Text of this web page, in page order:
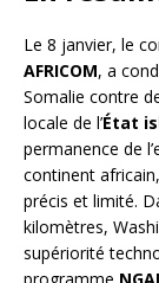
Le 8 janvier, le
AFRICOM, a
Somalie contre
locale de l’État
permanence de
continent
précis et limité.
kilomètres,
supériorité